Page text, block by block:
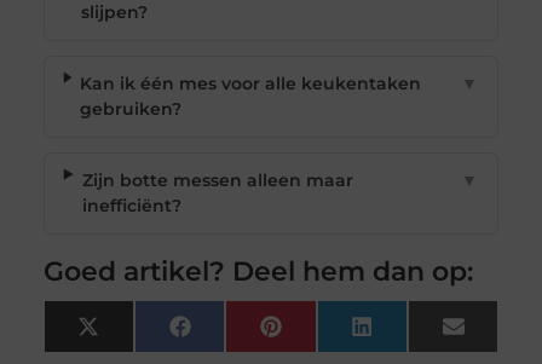
slijpen?
Kan ik één mes voor alle keukentaken
gebruiken?
▼
Zijn botte messen alleen maar
inefficiënt?
▼
Goed artikel? Deel hem dan op:
X
(Twitter)
FacebookPinterest LinkedIn Email